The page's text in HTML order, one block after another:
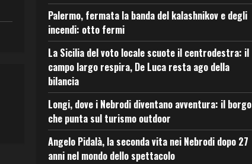
Palermo, fermata la banda del kalashnikov e degli
incendi: otto fermi
La Sicilia del voto locale scuote il centrodestra: il
campo largo respira, De Luca resta ago della
bilancia
Longi, dove i Nebrodi diventano avventura: il borgo
che punta sul turismo outdoor
Angelo Pidalà, la seconda vita nei Nebrodi dopo 27
anni nel mondo dello spettacolo